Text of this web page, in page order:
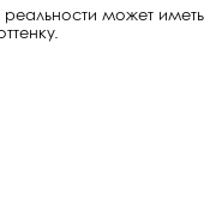
может иметь